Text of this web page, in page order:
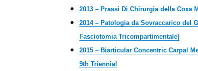
2013 – Prassi Di Chirurgia della Coxa
2014 – Patologia da Sovraccarico del
Fasciotomia Tricompartimentale)
2015 – Biarticular Concentric Carpal
9th Triennial